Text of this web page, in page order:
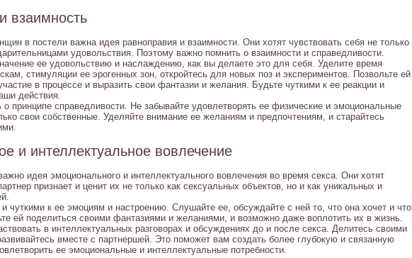
взаимность
в постели важна идея равноправия и взаимности. Они хотят чувствовать себя не только
удовольствия. Поэтому важно помнить о взаимности и справедливости.
ее удовольствию и наслаждению, как вы делаете это для себя. Уделите время
стимуляции ее эрогенных зон, откройтесь для новых поз и экспериментов. Позвольте ей
в процессе и выразить свои фантазии и желания. Будьте чуткими к ее реакции и
действия.
принципе справедливости. Не забывайте удовлетворять ее физические и эмоциональные
свои собственные. Уделяйте внимание ее желаниям и предпочтениям, и старайтесь
и интеллектуальное вовлечение
идея эмоционального и интеллектуального вовлечения во время секса. Они хотят
признает и ценит их не только как сексуальных объектов, но и как уникальных и
чуткими к ее эмоциям и настроению. Слушайте ее, обсуждайте с ней то, что она хочет и что
ей поделиться своими фантазиями и желаниями, и возможно даже воплотить их в жизнь.
в интеллектуальных разговорах и обсуждениях до и после секса. Делитесь своими
вместе с партнершей. Это поможет вам создать более глубокую и связанную
ее эмоциональные и интеллектуальные потребности.